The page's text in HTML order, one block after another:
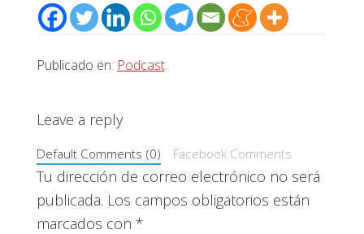
Publicado en: Podcast
Interacciones
con
los
lectores
Leave a reply
Default Comments (0) Facebook Comments
Tu dirección de correo electrónico no será
publicada. Los campos obligatorios están
marcados con *